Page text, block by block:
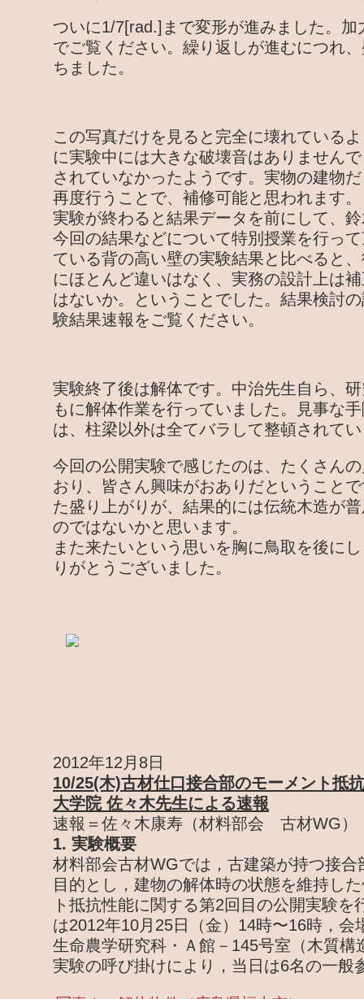
ついに1/7[rad.]まで変形が進みました。
でご覧ください。繰り返しが進むにつれ
ちました。
この写真だけを見ると完全に壊れている
に実験中には大きな破壊音はありません
されていなかったようです。実物の建物
再度行うことで、補修可能と思われます。
実験が終わると結果データを前にして、
今回の結果などについて特別授業を行っ
ている背の高い壁の実験結果と比べると
にほとんど違いはなく、実務の設計上は
はないか。ということでした。結果検討
験結果速報をご覧ください。
実験終了後は解体です。中治先生自ら、
もに解体作業を行っていました。見事な
は、柱梁以外は全てバラして整頓されて
今回の公開実験で感じたのは、たくさん
おり、皆さん興味がおありだということ
た盛り上がりが、結果的には伝統木造が
のではないかと思います。
また来たいという思いを胸に鳥取を後に
りがとうございました。
2012年12月8日
10/25(木)古材仕口接合部のモーメント抵
大学院 佐々木先生による速報
速報＝佐々木康寿（材料部会 古材WG）
1. 実験概要
材料部会古材WGでは，古建築が持つ接
目的とし，建物の解体時の状態を維持し
ト抵抗性能に関する第2回目の公開実験を
は2012年10月25日（金）14時〜16時，会
生命農学研究科・Ａ館－145号室（木質構
実験の呼び掛けにより，当日は6名の一般